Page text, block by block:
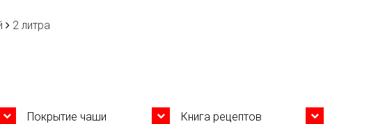
2 литра
Покрытие чаши Книга рецептов